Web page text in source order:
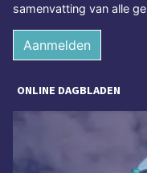
samenvatting van alle
Aanmelden
ONLINE DAGBLADEN